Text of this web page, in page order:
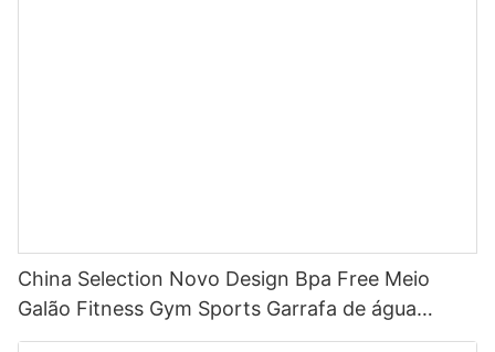
China Selection Novo Design Bpa Free Meio
Galão Fitness Gym Sports Garrafa de água
motivacional de plástico transparente com